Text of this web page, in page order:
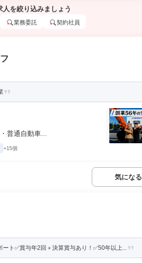
人を絞り込みましょう
業務委託 契約社員
通自動車...
+15個
気になる
ート✅賞与年2回＋決算賞与あり！✅50年以上...